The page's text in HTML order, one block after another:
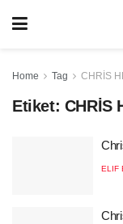
Home Tag CHRİS
Etiket: CHRİS
ELIF